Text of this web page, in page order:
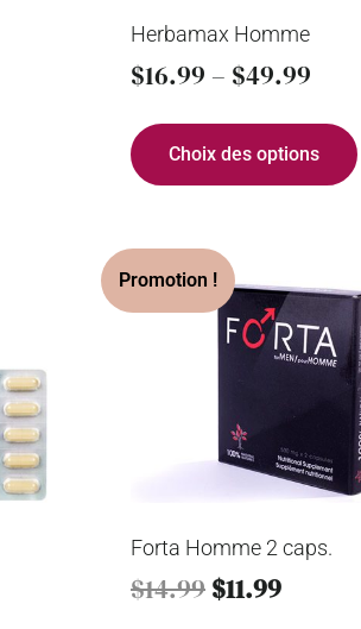
Herbamax Homme
$16.99 – $49.99
Choix des options
Forta Homme 2 caps.
$14.99 $11.99